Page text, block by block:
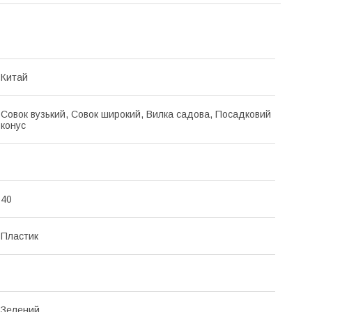
Китай
Совок вузький, Совок широкий, Вилка садова, Посадковий
конус
40
Пластик